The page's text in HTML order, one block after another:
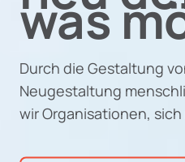
was
Durch die Gestaltung
Neugestaltung
wir Organisationen,